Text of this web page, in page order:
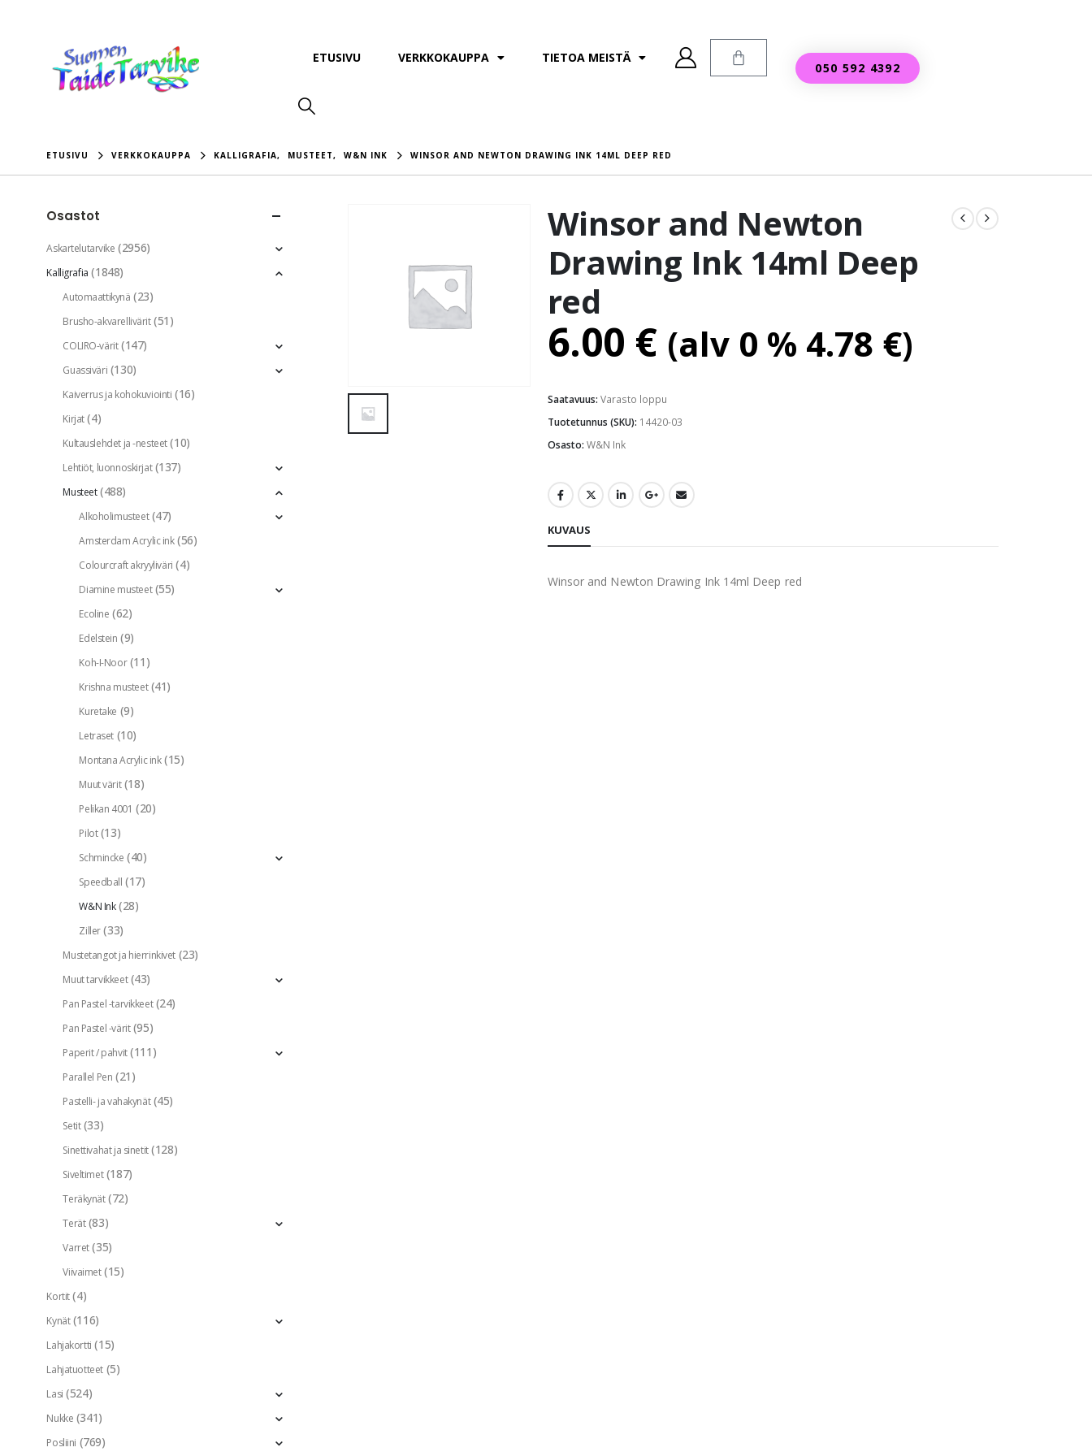
ETUSIVU VERKKOKAUPPA TIETOA MEISTÄ
050 592 4392
ETUSIVU VERKKOKAUPPA KALLIGRAFIA, MUSTEET, W&N INK WINSOR AND NEWTON DRAWING INK 14ML DEEP RED
Winsor and Newton
Drawing Ink 14ml Deep
red
6.00 € (alv 0 % 4.78 €)
Saatavuus: Varasto loppu
Tuotetunnus (SKU): 14420-03
Osasto: W&N Ink
KUVAUS
Winsor and Newton Drawing Ink 14ml Deep red
Osastot
Askartelutarvike (2956)
Kalligrafia (1848)
Automaattikynä (23)
Brusho-akvarellivärit (51)
COLIRO-värit (147)
Guassiväri (130)
Kaiverrus ja kohokuviointi (16)
Kirjat (4)
Kultauslehdet ja -nesteet (10)
Lehtiöt, luonnoskirjat (137)
Musteet (488)
Alkoholimusteet (47)
Amsterdam Acrylic ink (56)
Colourcraft akryyliväri (4)
Diamine musteet (55)
Ecoline (62)
Edelstein (9)
Koh-I-Noor (11)
Krishna musteet (41)
Kuretake (9)
Letraset (10)
Montana Acrylic ink (15)
Muut värit (18)
Pelikan 4001 (20)
Pilot (13)
Schmincke (40)
Speedball (17)
W&N Ink (28)
Ziller (33)
Mustetangot ja hierrinkivet (23)
Muut tarvikkeet (43)
Pan Pastel -tarvikkeet (24)
Pan Pastel -värit (95)
Paperit / pahvit (111)
Parallel Pen (21)
Pastelli- ja vahakynät (45)
Setit (33)
Sinettivahat ja sinetit (128)
Siveltimet (187)
Teräkynät (72)
Terät (83)
Varret (35)
Viivaimet (15)
Kortit (4)
Kynät (116)
Lahjakortti (15)
Lahjatuotteet (5)
Lasi (524)
Nukke (341)
Posliini (769)